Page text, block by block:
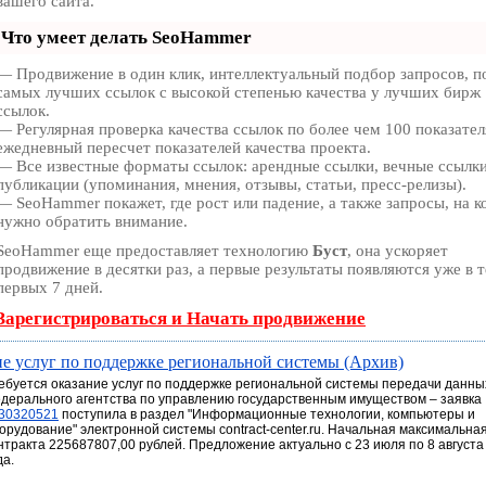
Что умеет делать SeoHammer
Продвижение в один клик, интеллектуальный подбор запросов,
лучших ссылок с высокой степенью качества у лучших бирж
Регулярная проверка качества ссылок по более чем 100
пересчет показателей качества проекта.
Все известные форматы ссылок: арендные ссылки, вечные
(упоминания, мнения, отзывы, статьи, пресс-релизы).
SeoHammer покажет, где рост или падение, а также запросы, на
обратить внимание.
еще предоставляет технологию Буст, она ускоряет
в десятки раз, а первые результаты появляются уже в
7 дней.
и Начать продвижение
услуг по поддержке региональной системы (Архив)
оказание услуг по поддержке региональной системы передачи
агентства по управлению государственным имуществом – заявка
поступила в раздел "Информационные технологии, компьютеры и
электронной системы contract-center.ru. Начальная
225687807,00 рублей. Предложение актуально с 23 июля по 8